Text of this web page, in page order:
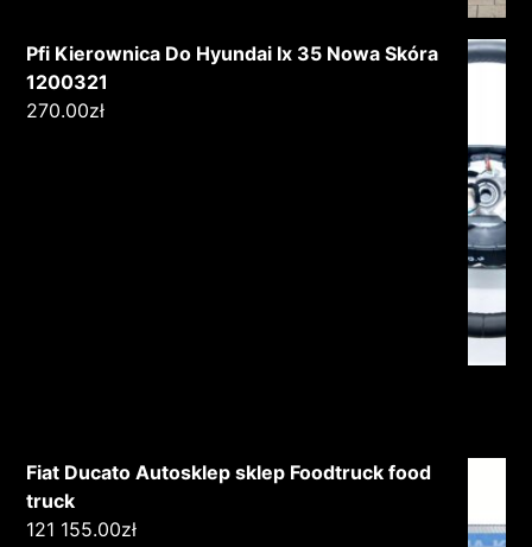
Pfi Kierownica Do Hyundai Ix 35 Nowa Skóra
1200321
270.00zł
Fiat Ducato Autosklep sklep Foodtruck food
truck
121 155.00zł